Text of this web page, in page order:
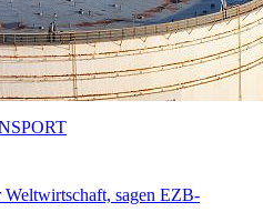
sagen EZB-